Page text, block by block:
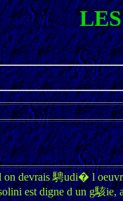
on devrais 騁udi� l
est digne d un g駭ie,